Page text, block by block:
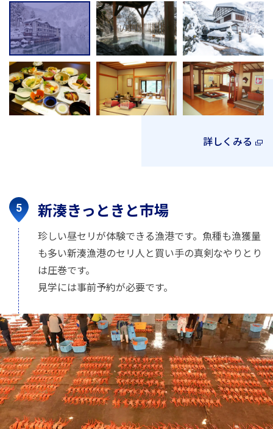
詳しくみる
新湊きっときと市場
珍しい昼セリが体験できる漁港です。魚種も漁獲量
も多い新湊漁港のセリ人と買い手の真剣なやりとり
は圧巻です。
見学には事前予約が必要です。